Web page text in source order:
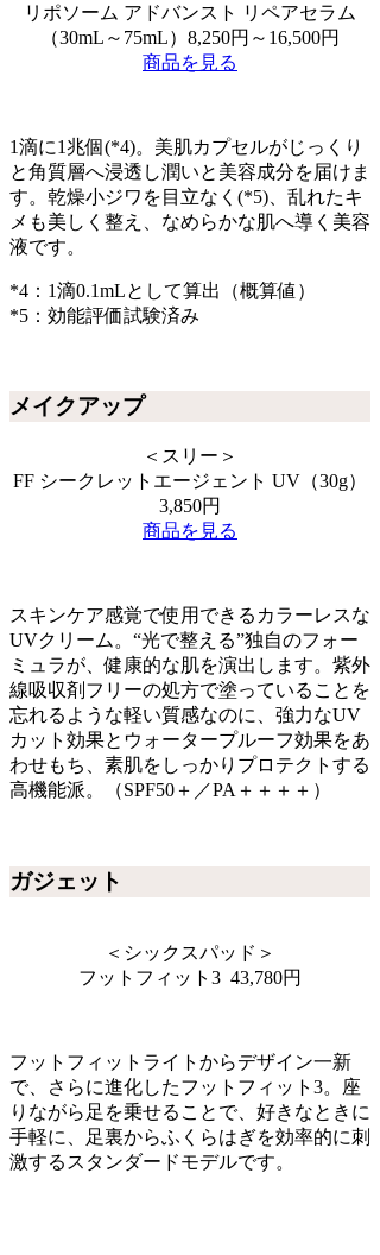
リポソーム アドバンスト リペアセラム
（30mL～75mL）8,250円～16,500円
商品を見る
1滴に1兆個(*4)。美肌カプセルがじっくり
と角質層へ浸透し潤いと美容成分を届けま
す。乾燥小ジワを目立なく(*5)、乱れたキ
メも美しく整え、なめらかな肌へ導く美容
液です。
*4：1滴0.1mLとして算出（概算値）
*5：効能評価試験済み
メイクアップ
＜スリー＞
FF シークレットエージェント UV（30g）
3,850円
商品を見る
スキンケア感覚で使用できるカラーレスな
UVクリーム。“光で整える”独自のフォー
ミュラが、健康的な肌を演出します。紫外
線吸収剤フリーの処方で塗っていることを
忘れるような軽い質感なのに、強力なUV
カット効果とウォータープルーフ効果をあ
わせもち、素肌をしっかりプロテクトする
高機能派。（SPF50＋／PA＋＋＋＋）
ガジェット
＜シックスパッド＞
フットフィット3 43,780円
フットフィットライトからデザイン⼀新
で、さらに進化したフットフィット3。座
りながら足を乗せることで、好きなときに
手軽に、⾜裏からふくらはぎを効率的に刺
激するスタンダードモデルです。